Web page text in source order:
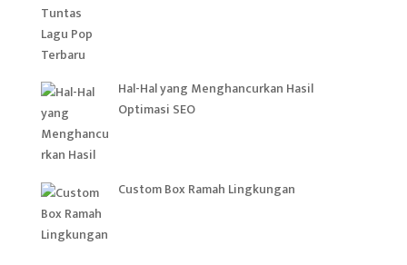
Hal-Hal yang Menghancurkan Hasil
Optimasi SEO
Custom Box Ramah Lingkungan